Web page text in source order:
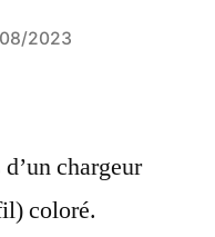
2023
chargeur
coloré.